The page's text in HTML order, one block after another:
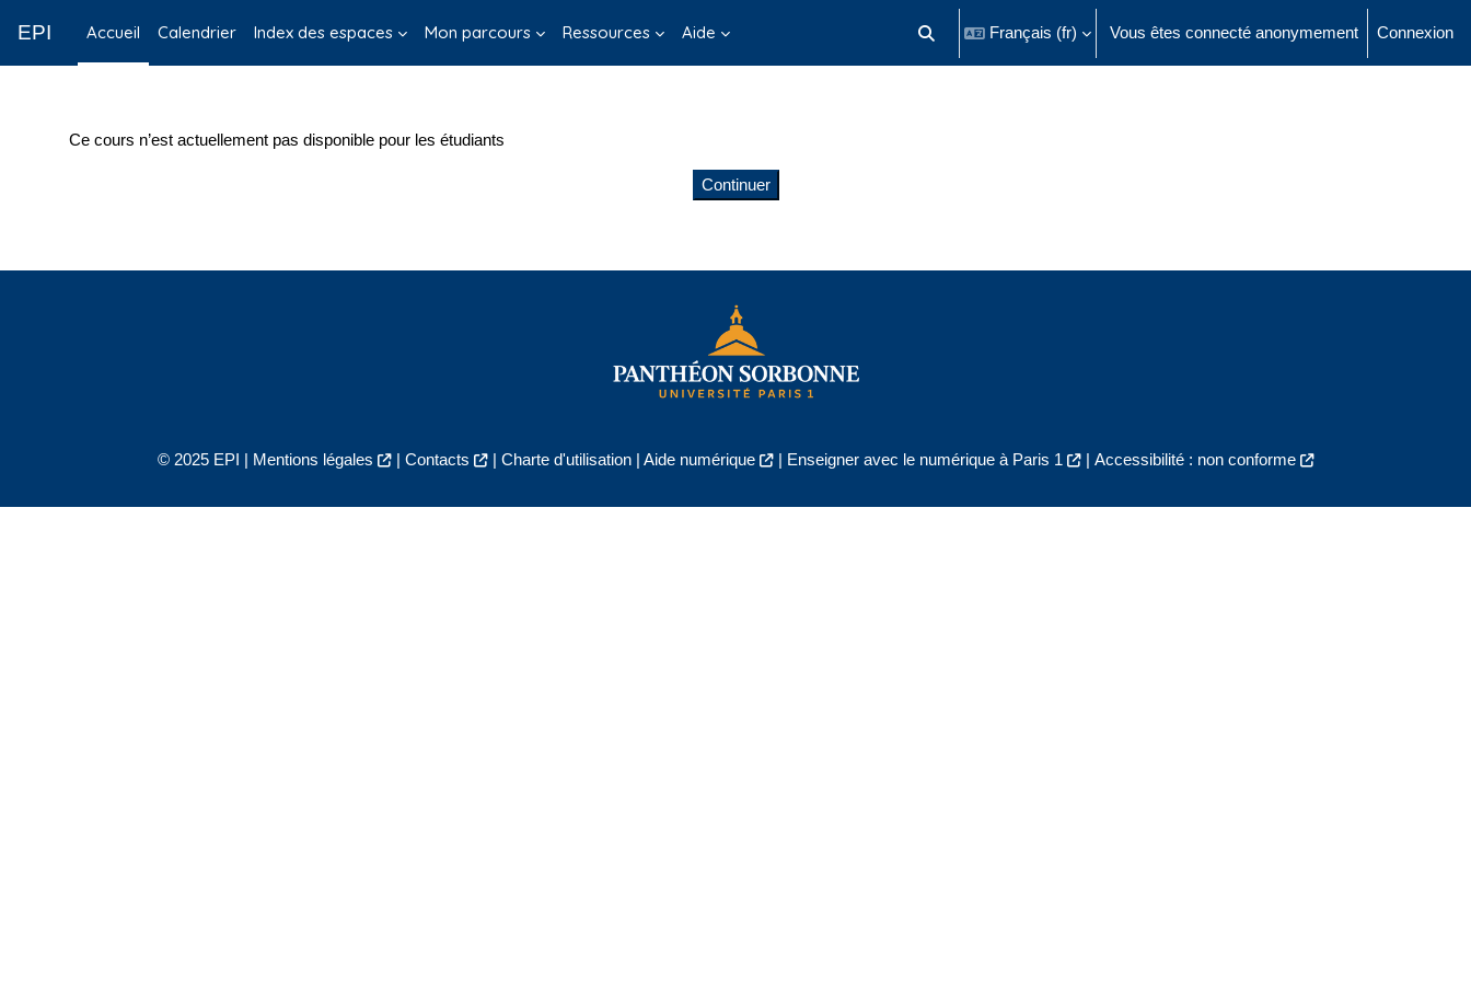
EPI Accueil Calendrier Index des espaces Mon parcours Ressources Aide Activer/désactiver la saisie de recherche
Français ‎(fr)‎ Vous êtes connecté anonymement Connexion
Ce cours n’est actuellement pas disponible pour les étudiants
Continuer
© 2025 EPI | Mentions légales | Contacts | Charte d'utilisation| Aide numérique | Enseigner avec le numérique à Paris 1 | Accessibilité : non conforme